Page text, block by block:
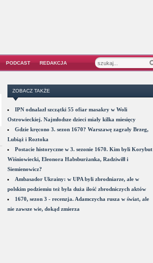
PODCAST REDAKCJA
ZOBACZ TAKŻE
IPN odnalazł szczątki 55 ofiar masakry w Woli
Ostrowieckiej. Najmłodsze dzieci miały kilka miesięcy
Gdzie kręcono 3. sezon 1670? Warszawę zagrały Brzeg,
Lubiąż i Roztoka
Postacie historyczne w 3. sezonie 1670. Kim byli Korybut
Wiśniowiecki, Eleonora Habsburżanka, Radziwiłł i
Siemienowicz?
Ambasador Ukrainy: w UPA byli zbrodniarze, ale w
polskim podziemiu też była duża ilość zbrodniczych aktów
1670, sezon 3 - recenzja. Adamczycha rusza w świat, ale
nie zawsze wie, dokąd zmierza